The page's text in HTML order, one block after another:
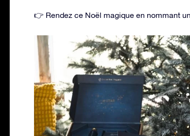
👉 Rendez ce Noël magique en nommant